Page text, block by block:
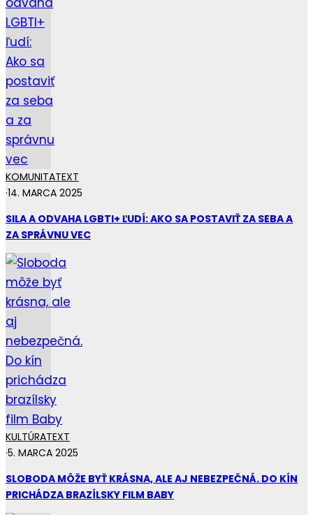
KOMUNITATEXT
·14. MARCA 2025
SILA A ODVAHA LGBTI+ ĽUDÍ: AKO SA POSTAVIŤ ZA SEBA A
ZA SPRÁVNU VEC
KULTÚRATEXT
·5. MARCA 2025
SLOBODA MÔŽE BYŤ KRÁSNA, ALE AJ NEBEZPEČNÁ. DO KÍN
PRICHÁDZA BRAZÍLSKY FILM BABY